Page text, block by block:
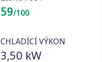
59/100
CHLADÍCÍ VÝKON
3,50 kW